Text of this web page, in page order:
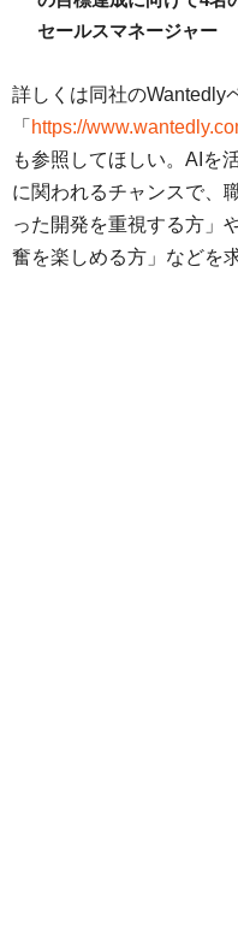
セールスマネージャー
詳しくは同社のWantedly
「 https://
も参照してほしい。AIを
に関われるチャンスで、
った開発を重視する方」
奮を楽しめる方」などを